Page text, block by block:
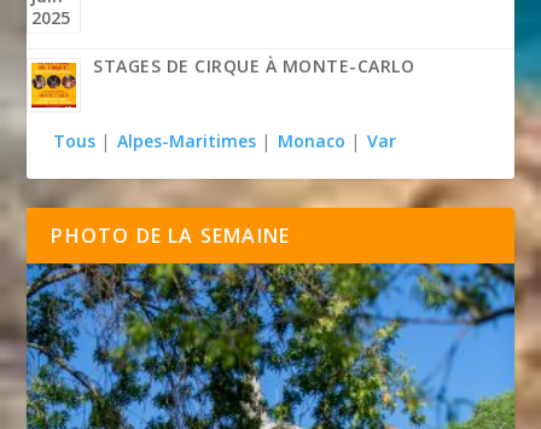
STAGES DE CIRQUE À MONTE-CARLO
Tous | Alpes-Maritimes | Monaco | Var
PHOTO DE LA SEMAINE